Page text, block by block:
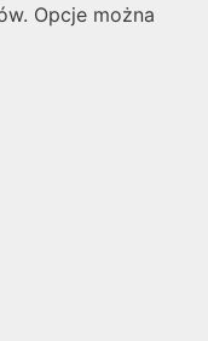
Opcje można